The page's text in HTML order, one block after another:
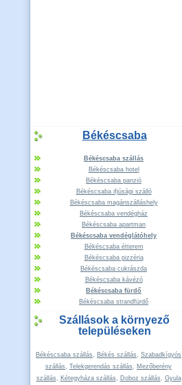
Békéscsaba
Békéscsaba szállás
Békéscsaba hotel
Békéscsaba panzió
Békéscsaba ifjúsági szálló
Békéscsaba magánszálláshely
Békéscsaba vendégház
Békéscsaba apartman
Békéscsaba vendéglátóhely
Békéscsaba étterem
Békéscsaba pizzéria
Békéscsaba cukrászda
Békéscsaba kávézó
Békéscsaba fürdő
Békéscsaba strandfürdő
Szállások a környező
településeken
Békéscsaba szállás, Békés szállás, Szabadkígyós
szállás, Telekgerendás szállás, Mezőberény
szállás, Kétegyháza szállás, Doboz szállás, Gyula